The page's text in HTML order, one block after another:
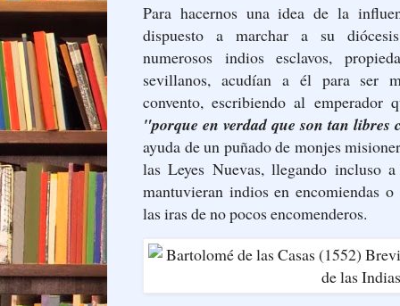
Para hacernos una idea de la
dispuesto a marchar a su
numerosos indios esclavos,
sevillanos, acudían a él para ser
convento, escribiendo al emperador
"porque en verdad que son tan libres
ayuda de un puñado de monjes
las Leyes Nuevas, llegando incluso
mantuvieran indios en encomiendas
las iras de no pocos encomenderos.